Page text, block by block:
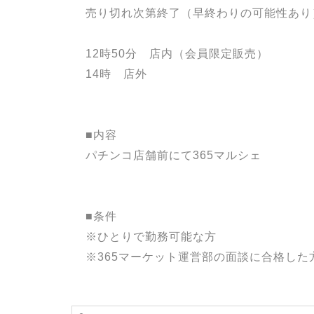
売り切れ次第終了（早終わりの可能性あり
12時50分 店内（会員限定販売）
14時 店外
■内容
パチンコ店舗前にて365マルシェ
■条件
※ひとりで勤務可能な方
※365マーケット運営部の面談に合格した